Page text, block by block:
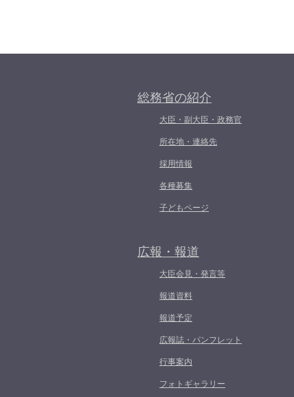
総務省の紹介
大臣・副大臣・政務官
所在地・連絡先
採用情報
各種募集
子どもページ
広報・報道
大臣会見・発言等
報道資料
報道予定
広報誌・パンフレット
行事案内
フォトギャラリー